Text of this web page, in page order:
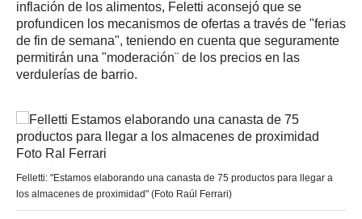
inflación de los alimentos, Feletti aconsejó que se
profundicen los mecanismos de ofertas a través de "ferias
de fin de semana", teniendo en cuenta que seguramente
permitirán una "moderación¨ de los precios en las
verdulerías de barrio.
Felletti: "Estamos elaborando una canasta de 75 productos para llegar a
los almacenes de proximidad" (Foto Raúl Ferrari)